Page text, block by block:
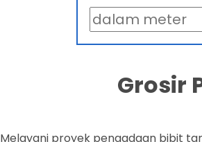
Grosir
Melayani proyek pengadaan bibit